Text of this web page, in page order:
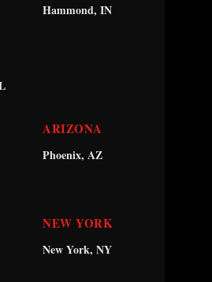
Hammond, IN
ARIZONA
Phoenix, AZ
NEW YORK
New York, NY